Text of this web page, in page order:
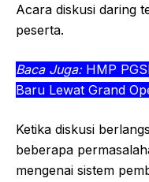
Acara diskusi daring
peserta.
Baca Juga: HMP
Baru Lewat Grand
Ketika diskusi
beberapa
mengenai sistem